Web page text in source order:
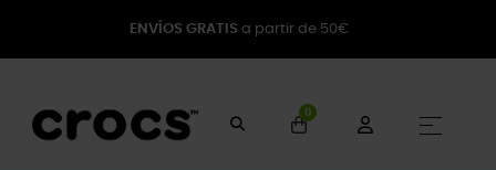
ENVÍOS GRATIS a partir de 50€
0
☰